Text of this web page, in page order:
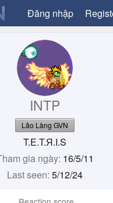
Đăng nhập
INTP
Lão Làng GVN
T.E.T.Я.I.S
gia ngày 16/5/11
Last seen 5/12/24